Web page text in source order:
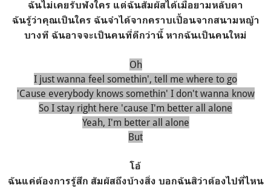
ฉันไม่เคยรับฟังใคร แต่ฉันสัมผัสได้เมื่อยามหลับตา
ฉันรู้ว่าคุณเป็นใคร ฉันจำได้จากคราบเปื้อนจากสนามหญ้า
บางที ฉันอาจจะเป็นคนที่ดีกว่านี้ หากฉันเป็นคนใหม่
Oh
I just wanna feel somethin', tell me where to go
'Cause everybody knows somethin' I don't wanna know
So I stay right here 'cause I'm better all alone
Yeah, I'm better all alone
But
โอ้
ฉันแค่ต้องการรู้สึก สัมผัสถึงบ้างสิ่ง บอกฉันสิว่าต้องไปที่ไหน